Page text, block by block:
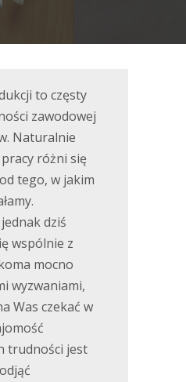
to częsty
zawodowej
Naturalnie
różni się
tego, w jakim
dziś
wspólnie z
mocno
wyzwaniami,
Was czekać w
trudności jest